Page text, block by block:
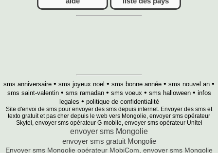
sms anniversaire • sms joyeux noel • sms bonne année • sms nouvel an •
sms saint-valentin• sms ramadan• sms voeux • sms halloween• infos
legales • politique de confidentialité
Site d'envoi de sms pour envoyer des sms depuis internet. Envoyer des sms et
texto gratuit et pas cher depuis le web vers Mongolie, envoyer sms opérateur
Skytel, envoyer sms opérateur G-mobile, envoyer sms opérateur Unitel
envoyer sms Mongolie
envoyer sms gratuit Mongolie
Envoyer sms Mongolie opérateur MobiCom, envoyer sms Mongolie